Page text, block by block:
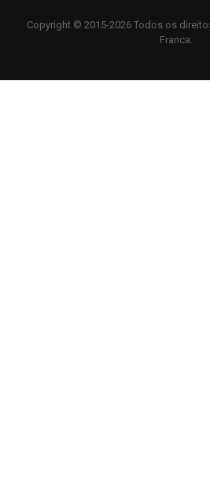
Copyright © 2015-2026 Todos os
Franca.